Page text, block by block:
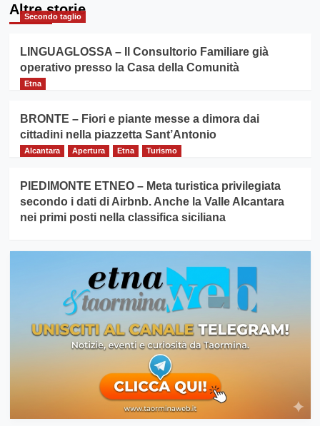
Altre storie
Secondo taglio
LINGUAGLOSSA – Il Consultorio Familiare già
operativo presso la Casa della Comunità
Etna
BRONTE – Fiori e piante messe a dimora dai
cittadini nella piazzetta Sant’Antonio
Alcantara Apertura Etna Turismo
PIEDIMONTE ETNEO – Meta turistica privilegiata
secondo i dati di Airbnb. Anche la Valle Alcantara
nei primi posti nella classifica siciliana